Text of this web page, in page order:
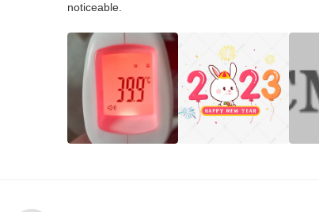
noticeable.